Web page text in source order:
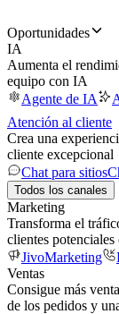
Oportunidades
IA
Aumenta el
equipo con IA
Agente de IA
Atención al cliente
Crea una
cliente excepcional
Chat para sitios
Todos los canales
Marketing
Transforma el
clientes
JivoMarketing
Ventas
Consigue más
de los pedidos y